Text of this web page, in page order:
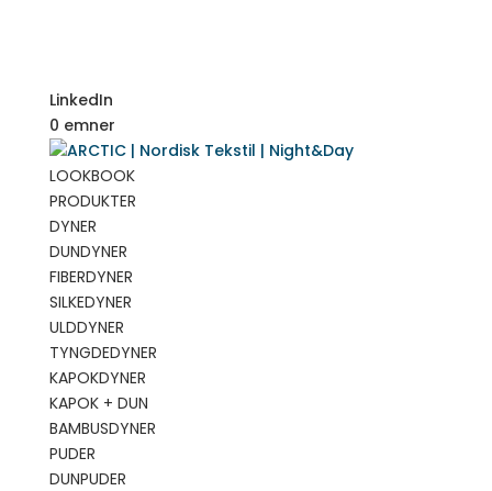
LinkedIn
0 emner
LOOKBOOK
PRODUKTER
DYNER
DUNDYNER
FIBERDYNER
SILKEDYNER
ULDDYNER
TYNGDEDYNER
KAPOKDYNER
KAPOK + DUN
BAMBUSDYNER
PUDER
DUNPUDER